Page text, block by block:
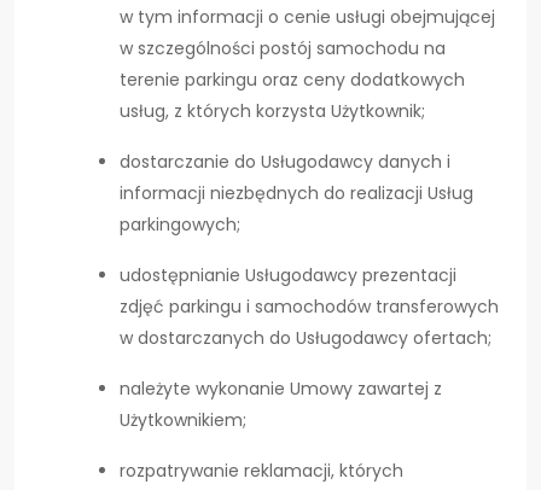
w tym informacji o cenie usługi obejmującej
w szczególności postój samochodu na
terenie parkingu oraz ceny dodatkowych
usług, z których korzysta Użytkownik;
dostarczanie do Usługodawcy danych i
informacji niezbędnych do realizacji Usług
parkingowych;
udostępnianie Usługodawcy prezentacji
zdjęć parkingu i samochodów transferowych
w dostarczanych do Usługodawcy ofertach;
należyte wykonanie Umowy zawartej z
Użytkownikiem;
rozpatrywanie reklamacji, których